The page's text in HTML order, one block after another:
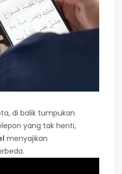
di balik tumpukan
yang tak henti,
menyajikan